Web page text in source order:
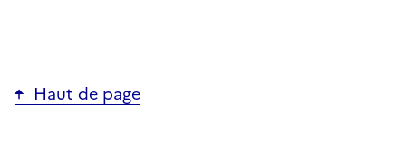
Haut de page